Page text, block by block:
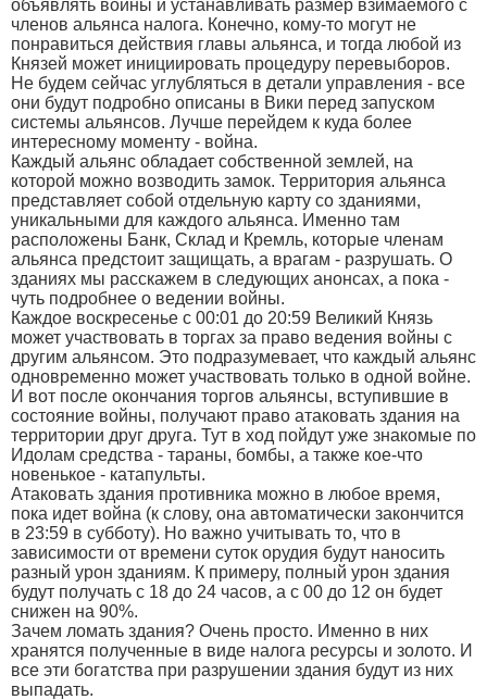
объявлять войны и устанавливать размер взимаемого с
членов альянса налога. Конечно, кому-то могут не
понравиться действия главы альянса, и тогда любой из
Князей может инициировать процедуру перевыборов.
Не будем сейчас углубляться в детали управления - все
они будут подробно описаны в Вики перед запуском
системы альянсов. Лучше перейдем к куда более
интересному моменту - война.
Каждый альянс обладает собственной землей, на
которой можно возводить замок. Территория альянса
представляет собой отдельную карту со зданиями,
уникальными для каждого альянса. Именно там
расположены Банк, Склад и Кремль, которые членам
альянса предстоит защищать, а врагам - разрушать. О
зданиях мы расскажем в следующих анонсах, а пока -
чуть подробнее о ведении войны.
Каждое воскресенье с 00:01 до 20:59 Великий Князь
может участвовать в торгах за право ведения войны с
другим альянсом. Это подразумевает, что каждый альянс
одновременно может участвовать только в одной войне.
И вот после окончания торгов альянсы, вступившие в
состояние войны, получают право атаковать здания на
территории друг друга. Тут в ход пойдут уже знакомые по
Идолам средства - тараны, бомбы, а также кое-что
новенькое - катапульты.
Атаковать здания противника можно в любое время,
пока идет война (к слову, она автоматически закончится
в 23:59 в субботу). Но важно учитывать то, что в
зависимости от времени суток орудия будут наносить
разный урон зданиям. К примеру, полный урон здания
будут получать с 18 до 24 часов, а с 00 до 12 он будет
снижен на 90%.
Зачем ломать здания? Очень просто. Именно в них
хранятся полученные в виде налога ресурсы и золото. И
все эти богатства при разрушении здания будут из них
выпадать.